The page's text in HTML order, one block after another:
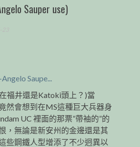
Sauper use)
福井還是Katoki頭上？)當
然會想到在MS這種巨大兵器身
UC 裡面的那票”帶袖的”的
，無論是新安州的金邊還是其
些鋼鐵人型增添了不少迥異以